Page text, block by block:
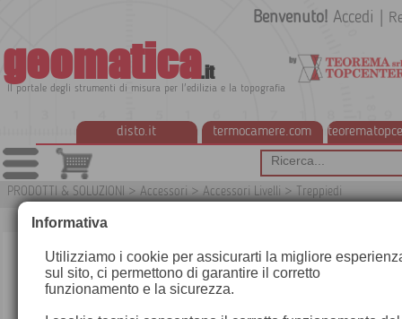
geomatica.it
Il portale degli strumenti di misura per l'edilizia e la topografia
disto.it termocamere.com
Benvenuto! Accedi
PRODOTTI & SOLUZIONI > Accessori > Accessori Livelli > Treppiedi
Informativa
Utilizziamo i cookie per assicurarti la migliore
sul sito, ci permettono di garantire il corretto
funzionamento e la sicurezza.